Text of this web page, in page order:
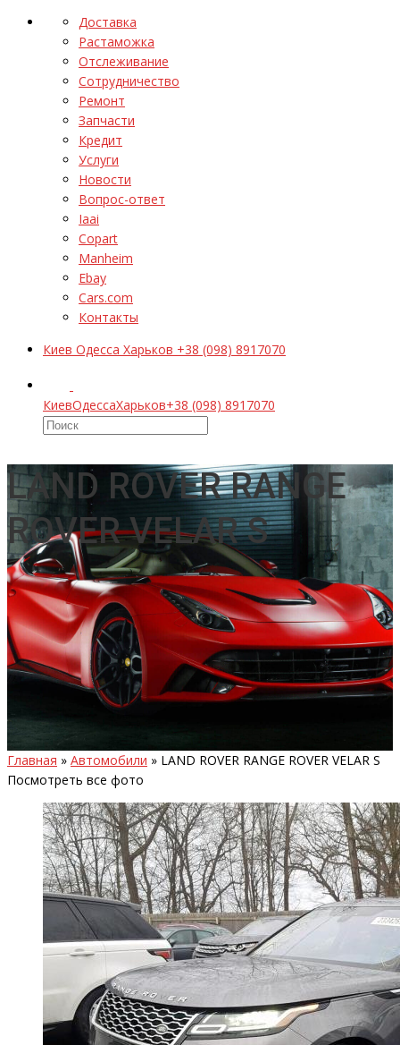
Доставка
Растаможка
Отслеживание
Сотрудничество
Ремонт
Запчасти
Кредит
Услуги
Новости
Вопрос-ответ
Iaai
Copart
Manheim
Ebay
Cars.com
Контакты
Киев Одесса Харьков +38 (098) 8917070
КиевОдессаХарьков+38 (098) 8917070
LAND ROVER RANGE
ROVER VELAR S
Главная » Автомобили » LAND ROVER RANGE ROVER VELAR S
Посмотреть все фото